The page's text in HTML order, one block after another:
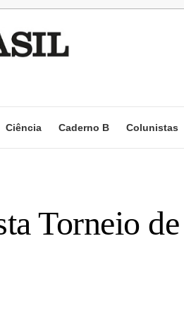
Ciência Caderno B Colunistas
Torneio